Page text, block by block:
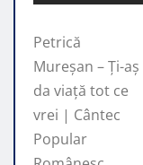
Petrică
Mureșan – Ți-aș
da viață tot ce
vrei | Cântec
Popular